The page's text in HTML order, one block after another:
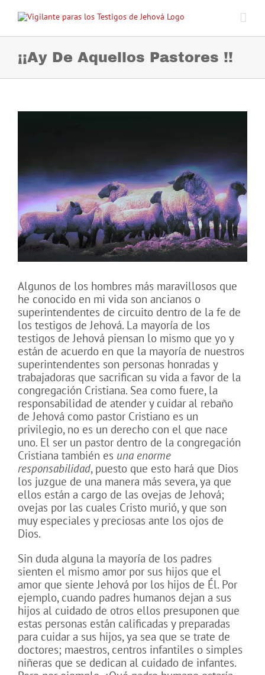
content
¡¡Ay De Aquellos Pastores !!
Algunos de los hombres más maravillosos que
he conocido en mi vida son ancianos o
superintendentes de circuito dentro de la fe de
los testigos de Jehová. La mayoría de los
testigos de Jehová piensan lo mismo que yo y
están de acuerdo en que la mayoría de nuestros
superintendentes son personas honradas y
trabajadoras que sacrifican su vida a favor de la
congregación Cristiana. Sea como fuere, la
responsabilidad de atender y cuidar al rebaño
de Jehová como pastor Cristiano es un
privilegio, no es un derecho con el que nace
uno. El ser un pastor dentro de la congregación
Cristiana también es una enorme
responsabilidad, puesto que esto hará que Dios
los juzgue de una manera más severa, ya que
ellos están a cargo de las ovejas de Jehová;
ovejas por las cuales Cristo murió, y que son
muy especiales y preciosas ante los ojos de
Dios.
Sin duda alguna la mayoría de los padres
sienten el mismo amor por sus hijos que el
amor que siente Jehová por los hijos de Él. Por
ejemplo, cuando padres humanos dejan a sus
hijos al cuidado de otros ellos presuponen que
estas personas están calificadas y preparadas
para cuidar a sus hijos, ya sea que se trate de
doctores; maestros, centros infantiles o simples
niñeras que se dedican al cuidado de infantes.